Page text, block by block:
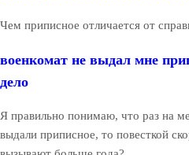
Чем приписное отличается от
военкомат не выдал мне
дело
Я правильно понимаю, что раз на
выдали приписное, то повесткой